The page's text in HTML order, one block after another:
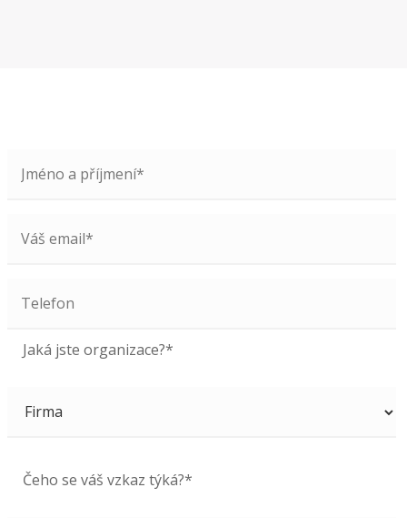
Jaká jste organizace?*
Čeho se váš vzkaz týká?*